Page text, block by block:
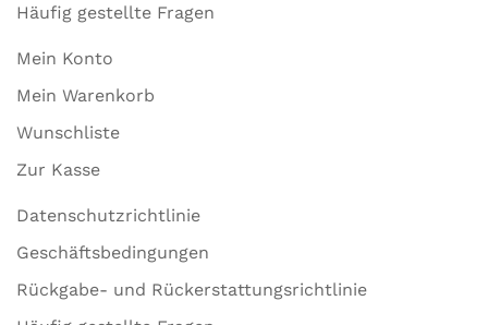
Häufig gestellte Fragen
Mein Konto
Mein Warenkorb
Wunschliste
Zur Kasse
Datenschutzrichtlinie
Geschäftsbedingungen
Rückgabe- und Rückerstattungsrichtlinie